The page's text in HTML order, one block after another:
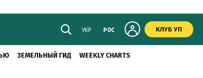
УКР РОС КЛУБ УП
ЗЕМЕЛЬНЫЙ ГИД WEEKLY CHARTS